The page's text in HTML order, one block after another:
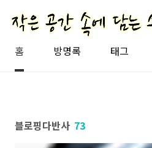
홈 방명록 태그
블로핑다반사 73